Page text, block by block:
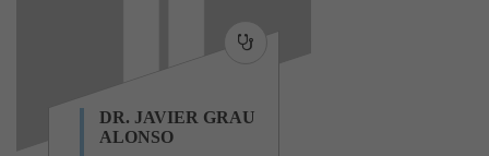
DR. JAVIER GRAU
ALONSO